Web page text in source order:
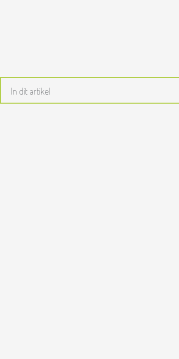
In dit artikel